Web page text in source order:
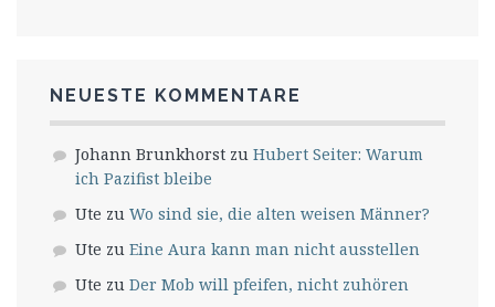
NEUESTE KOMMENTARE
Johann Brunkhorst zu Hubert Seiter: Warum
ich Pazifist bleibe
Ute zu Wo sind sie, die alten weisen Männer?
Ute zu Eine Aura kann man nicht ausstellen
Ute zu Der Mob will pfeifen, nicht zuhören